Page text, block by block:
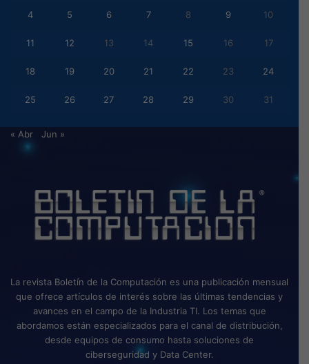
4 5 6 7 8 9 10
11 12 13 14 15 16 17
18 19 20 21 22 23 24
25 26 27 28 29 30 31
« Abr Jun »
La revista Boletín de la Computación es una publicación mensual
que ofrece artículos de interés sobre las últimas tendencias y
avances en el campo de la Industria TI. Los temas que
abordamos están especializados para el canal de distribución,
desde equipos de consumo hasta soluciones de
ciberseguridad y Data Center.